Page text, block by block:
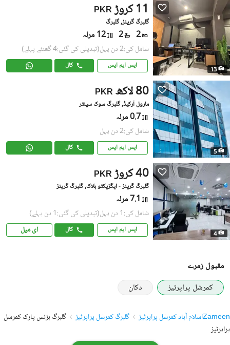
13
PKR 11 کروڑ
گلبرگ گرینز, گلبرگ
2
2 12 مرلہ
شامل کی:2 دن پہل (تبدیلی کی گئی:4 گھنٹے پہلے)
ایس ایم ایس کال
5
PKR 80 لاکھ
مارول آرکیڈ, گلبرگ سوک سینٹر
0.7 مرلہ
شامل کی:2 دن پہل
ایس ایم ایس کال
4
PKR 40 کروڑ
گلبرگ گرینز - ایگزیکٹو بلاک, گلبرگ گرینز
7.1 مرلہ
شامل کی:1 دن پہل (تبدیلی کی گئی:1 دن پہلے)
ایس ایم ایس کال ای میل
مقبول زمرے
کمرشل پراپرٹیز
دکان
Zameenاسلام آباد کمرشل پراپرٹیز گلبرگ کمرشل پراپرٹیز
گلبرگ بزنس پارک کمرشل
پراپرٹیز